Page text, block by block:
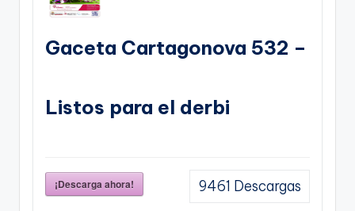
Gaceta Cartagonova 532 –
Listos para el derbi
¡Descarga ahora! 9461 Descargas